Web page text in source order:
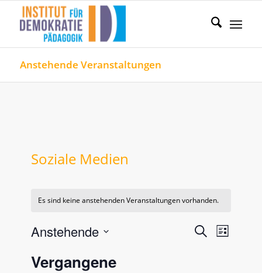
Anstehende Veranstaltungen
Soziale Medien
Es sind keine anstehenden Veranstaltungen vorhanden.
SucheListe
Anstehende
wählen.
Vergangene